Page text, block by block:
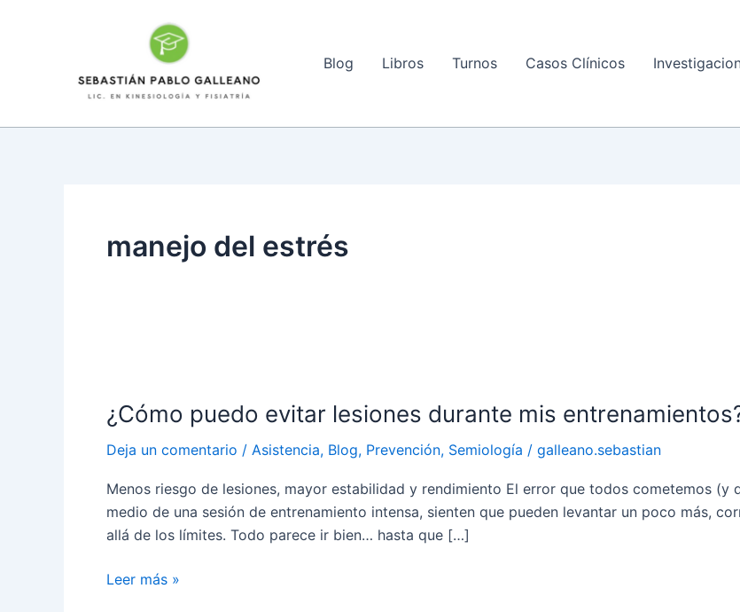
Blog Libros Turnos Casos Clínicos
manejo del estrés
¿Cómo puedo evitar lesiones durante mis
Deja un comentario / Asistencia, Blog, Prevención, Semiología / galleano.sebastian
Menos riesgo de lesiones, mayor estabilidad y rendimiento El error que todos cometemos (y
medio de una sesión de entrenamiento intensa, sienten que pueden levantar un poco más,
allá de los límites. Todo parece ir bien… hasta que […]
evitar
durante
mis
entrenamientos?
Leer más »